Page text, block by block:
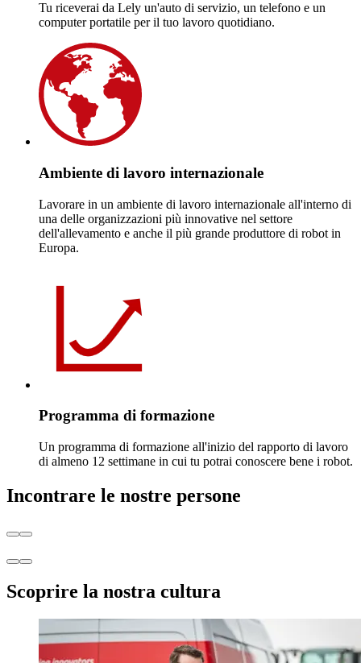
Tu riceverai da Lely un'auto di servizio, un telefono e un
computer portatile per il tuo lavoro quotidiano.
Ambiente di lavoro internazionale
Lavorare in un ambiente di lavoro internazionale all'interno di
una delle organizzazioni più innovative nel settore
dell'allevamento e anche il più grande produttore di robot in
Europa.
Programma di formazione
Un programma di formazione all'inizio del rapporto di lavoro
di almeno 12 settimane in cui tu potrai conoscere bene i robot.
Incontrare le nostre persone
Scoprire la nostra cultura